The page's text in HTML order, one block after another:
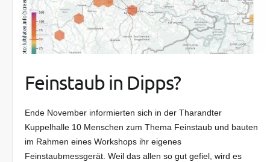
Feinstaub in Dipps?
Ende November informierten sich in der Tharandter
Kuppelhalle 10 Menschen zum Thema Feinstaub und bauten
im Rahmen eines Workshops ihr eigenes
Feinstaubmessgerät. Weil das allen so gut gefiel, wird es